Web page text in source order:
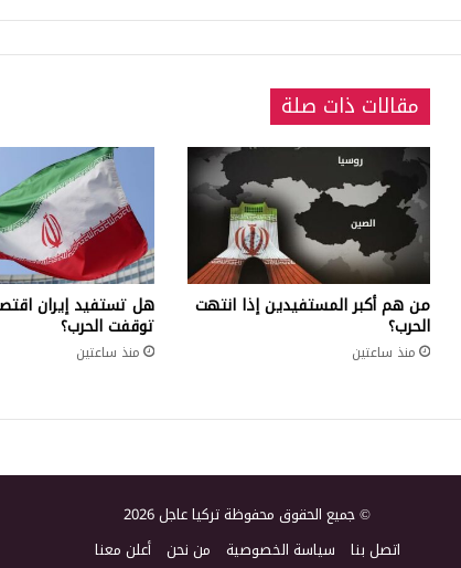
استخدام
مقالات ذات صلة
من هم أكبر المستفيدين إذا انتهت
الحرب؟
منذ ساعتين
هل تستفيد إيران
توقفت الحرب؟
منذ ساعتين
© جميع الحقوق محفوظة تركيا عاجل 2026
اتصل بنا سياسة الخصوصية من نحن أعلن معنا